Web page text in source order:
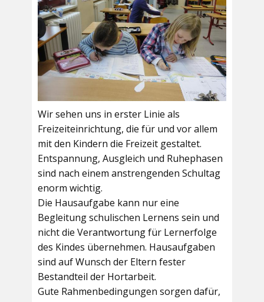
Wir sehen uns in erster Linie als
Freizeiteinrichtung, die für und vor allem
mit den Kindern die Freizeit gestaltet.
Entspannung, Ausgleich und Ruhephasen
sind nach einem anstrengenden Schultag
enorm wichtig.
Die Hausaufgabe kann nur eine
Begleitung schulischen Lernens sein und
nicht die Verantwortung für Lernerfolge
des Kindes übernehmen. Hausaufgaben
sind auf Wunsch der Eltern fester
Bestandteil der Hortarbeit.
Gute Rahmenbedingungen sorgen dafür,